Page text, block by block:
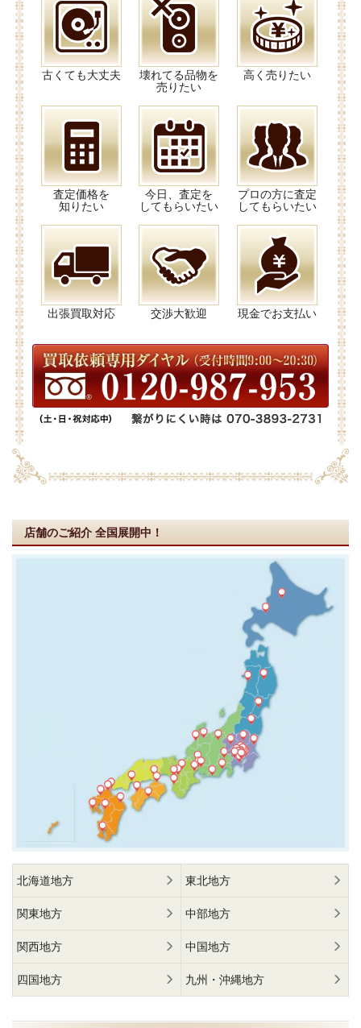
古くても大丈夫
壊れてる品物を
売りたい
高く売りたい
査定価格を
知りたい
今日、査定を
してもらいたい
プロの方に査定
してもらいたい
出張買取対応 交渉大歓迎 現金でお支払い
店舗のご紹介 全国展開中！
北海道地方 東北地方
関東地方 中部地方
関西地方 中国地方
四国地方 九州・沖縄地方